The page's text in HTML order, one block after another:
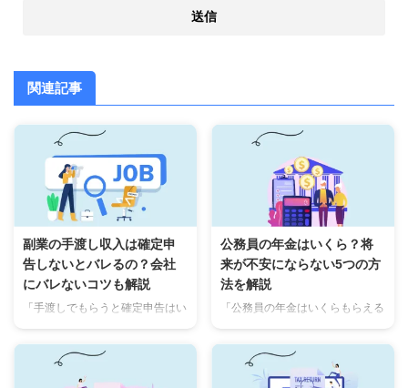
関連記事
副業の手渡し収入は確定申
告しないとバレるの？会社
にバレないコツも解説
「手渡しでもらうと確定申告はい
法があるのか知りたい」「確定申
告しないとどうなるの？」 な
ど、手渡しの副業収入について知
公務員の年金はいくら？将
来が不安にならない5つの方
法を解説
「公務員の年金はいくらもらえる
の？」「年金で生活はできるのか
知りたい」 私は40代になり、今
まで年金がいくらもらえるかを気